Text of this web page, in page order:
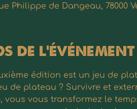
Philippe de Dangeau, 78000
de l'événement
édition est un jeu de
de plateau ? Survivre et
vous vous transformez le